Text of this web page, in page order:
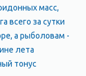
масс,
всего за сутки
а рыболовам -
лета
тонус